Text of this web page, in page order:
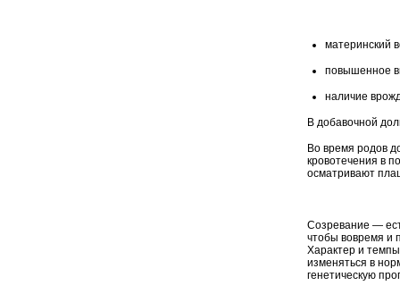
материнский
повышенное
наличие
В добавочной
Во время родов
кровотечения в
осматривают
Созревание —
чтобы вовремя и
Характер и
изменяться в
генетическую